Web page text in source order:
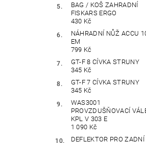
BAG / KOŠ ZAHRADNÍ
FISKARS ERGO
430 Kč
NÁHRADNÍ NŮŽ ACCU
EM
799 Kč
GT-F 8 CÍVKA STRUNY
345 Kč
GT-F 7 CÍVKA STRUNY
345 Kč
WAS3001
PROVZDUŠŇOVACÍ
KPL V 303 E
1 090 Kč
DEFLEKTOR PRO ZADNÍ